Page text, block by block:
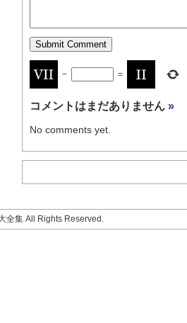
− =
コメントはまだありません »
No comments yet.
全集 All Rights Reserved.